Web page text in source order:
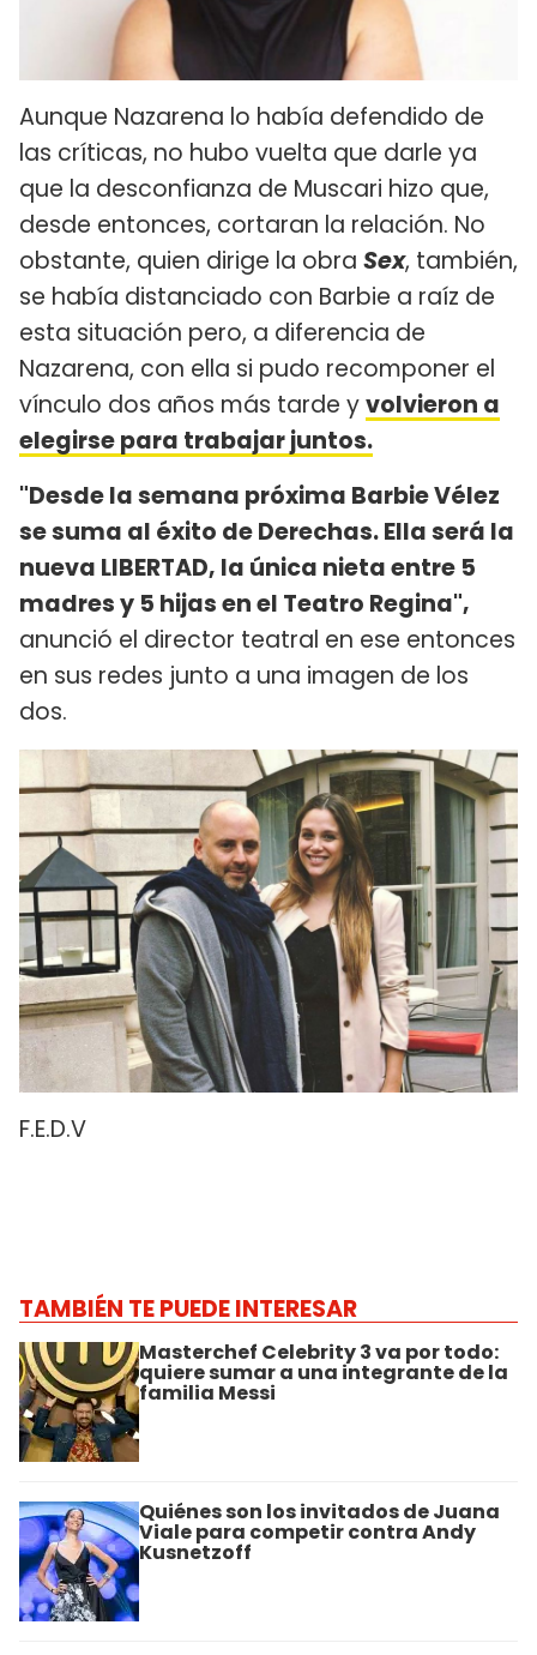
Aunque Nazarena lo había defendido de
las críticas, no hubo vuelta que darle ya
que la desconfianza de Muscari hizo que,
desde entonces, cortaran la relación. No
obstante, quien dirige la obra Sex, también,
se había distanciado con Barbie a raíz de
esta situación pero, a diferencia de
Nazarena, con ella si pudo recomponer el
vínculo dos años más tarde yvolvieron a
elegirse para trabajar juntos.
"Desde la semana próxima Barbie Vélez
se suma al éxito de Derechas. Ella será la
nueva LIBERTAD, la única nieta entre 5
madres y 5 hijas en el Teatro Regina",
anunció el director teatral en ese entonces
en sus redes junto a una imagen de los
dos.
F.E.D.V
TAMBIÉN TE PUEDE INTERESAR
Masterchef Celebrity 3 va por todo:
quiere sumar a una integrante de la
familia Messi
Quiénes son los invitados de Juana
Viale para competir contra Andy
Kusnetzoff